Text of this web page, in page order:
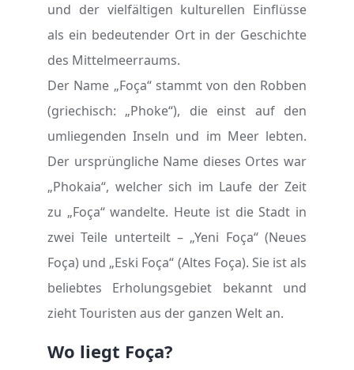
und der vielfältigen kulturellen Einflüsse
als ein bedeutender Ort in der Geschichte
des Mittelmeerraums.
Der Name „Foça“ stammt von den Robben
(griechisch: „Phoke“), die einst auf den
umliegenden Inseln und im Meer lebten.
Der ursprüngliche Name dieses Ortes war
„Phokaia“, welcher sich im Laufe der Zeit
zu „Foça“ wandelte. Heute ist die Stadt in
zwei Teile unterteilt – „Yeni Foça“ (Neues
Foça) und „Eski Foça“ (Altes Foça). Sie ist als
beliebtes Erholungsgebiet bekannt und
zieht Touristen aus der ganzen Welt an.
Wo liegt Foça?